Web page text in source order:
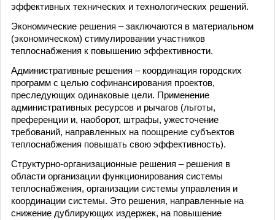
эффективных технических и технологических решений.
Экономические решения – заключаются в материальном
(экономическом) стимулировании участников
теплоснабжения к повышению эффективности.
Административные решения – координация городских
программ с целью софинансирования проектов,
преследующих одинаковые цели. Применение
административных ресурсов и рычагов (льготы,
преференции и, наоборот, штрафы, ужесточение
требований, направленных на поощрение субъектов
теплоснабжения повышать свою эффективность).
Структурно-организационные решения – решения в
области организации функционирования системы
теплоснабжения, организации системы управления и
координации системы. Это решения, направленные на
снижение дублирующих издержек, на повышение